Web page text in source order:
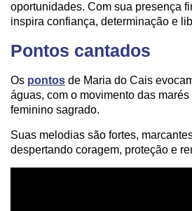
oportunidades. Com sua presença
inspira confiança, determinação e
Pontos cantados
Os pontos de Maria do Cais
águas, com o movimento das
feminino sagrado.
Suas melodias são fortes,
despertando coragem, proteção e